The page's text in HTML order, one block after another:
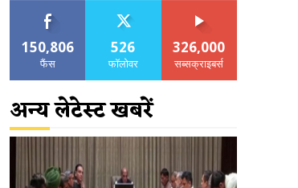
150,806
फैंस
526
फॉलोवर
326,000
सब्सक्राइबर्स
अन्य लेटेस्ट खबरें